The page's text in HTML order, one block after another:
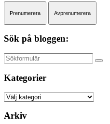
Sök på bloggen:
Sök
Kategorier
Kategorier
Arkiv